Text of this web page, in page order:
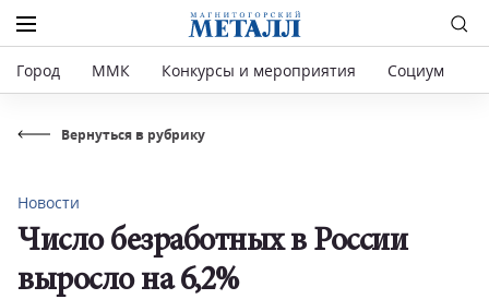
Город ММК Конкурсы и мероприятия Социум
Вернуться в рубрику
Новости
Число безработных в России
выросло на 6,2%